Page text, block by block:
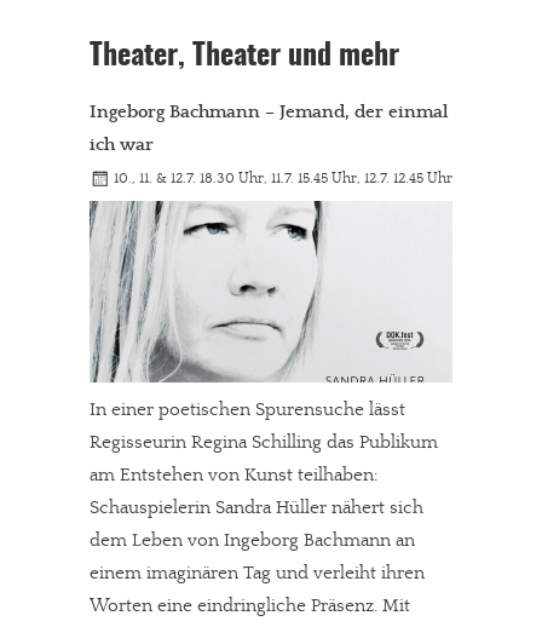
Theater, Theater und mehr
Ingeborg Bachmann – Jemand, der einmal
ich war
10., 11. & 12.7. 18.30 Uhr, 11.7. 15.45 Uhr, 12.7. 12.45 Uhr
In einer poetischen Spurensuche lässt
Regisseurin Regina Schilling das Publikum
am Entstehen von Kunst teilhaben:
Schauspielerin Sandra Hüller nähert sich
dem Leben von Ingeborg Bachmann an
einem imaginären Tag und verleiht ihren
Worten eine eindringliche Präsenz. Mit